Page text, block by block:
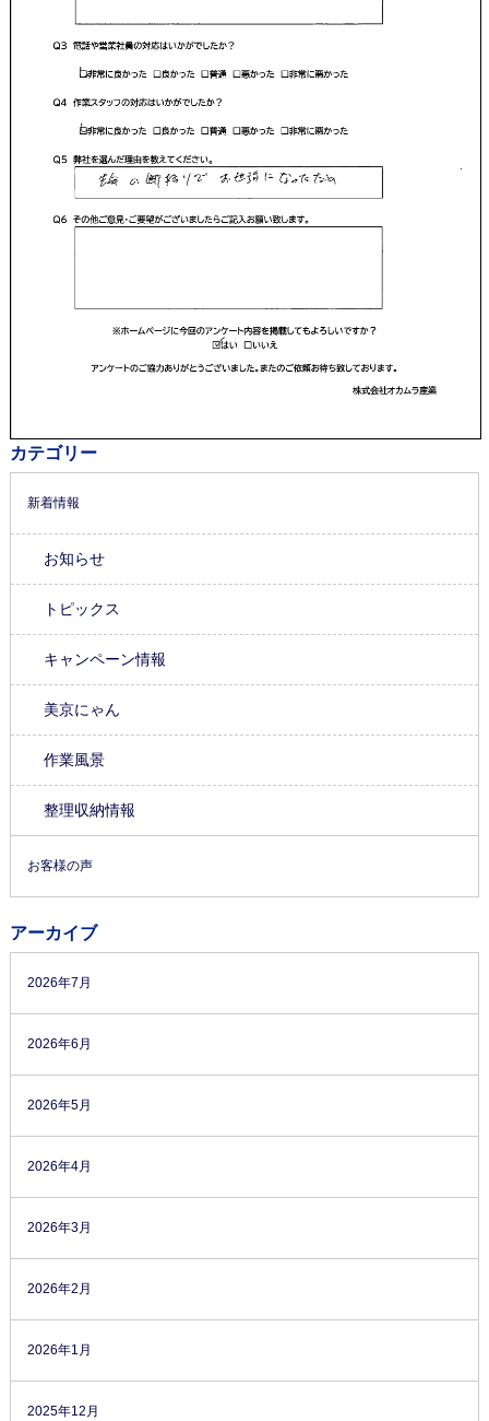
カテゴリー
新着情報
お知らせ
トピックス
キャンペーン情報
美京にゃん
作業風景
整理収納情報
お客様の声
アーカイブ
2026年7月
2026年6月
2026年5月
2026年4月
2026年3月
2026年2月
2026年1月
2025年12月